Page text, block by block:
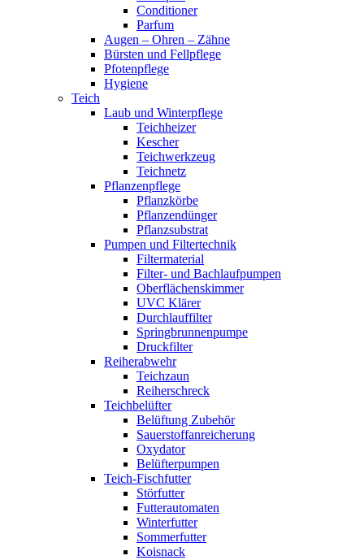
Conditioner
Parfum
Augen – Ohren – Zähne
Bürsten und Fellpflege
Pfotenpflege
Hygiene
Teich
Laub und Winterpflege
Teichheizer
Kescher
Teichwerkzeug
Teichnetz
Pflanzenpflege
Pflanzkörbe
Pflanzendünger
Pflanzsubstrat
Pumpen und Filtertechnik
Filtermaterial
Filter- und Bachlaufpumpen
Oberflächenskimmer
UVC Klärer
Durchlauffilter
Springbrunnenpumpe
Druckfilter
Reiherabwehr
Teichzaun
Reiherschreck
Teichbelüfter
Belüftung Zubehör
Sauerstoffanreicherung
Oxydator
Belüfterpumpen
Teich-Fischfutter
Störfutter
Futterautomaten
Winterfutter
Sommerfutter
Koisnack